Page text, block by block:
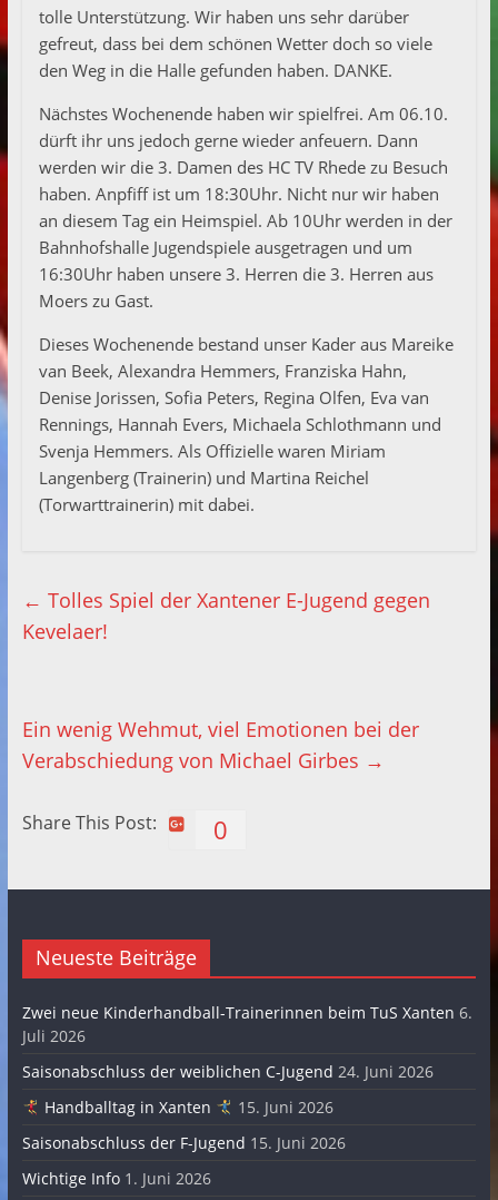
tolle Unterstützung. Wir haben uns sehr darüber
gefreut, dass bei dem schönen Wetter doch so viele
den Weg in die Halle gefunden haben. DANKE.
Nächstes Wochenende haben wir spielfrei. Am 06.10.
dürft ihr uns jedoch gerne wieder anfeuern. Dann
werden wir die 3. Damen des HC TV Rhede zu Besuch
haben. Anpfiff ist um 18:30Uhr. Nicht nur wir haben
an diesem Tag ein Heimspiel. Ab 10Uhr werden in der
Bahnhofshalle Jugendspiele ausgetragen und um
16:30Uhr haben unsere 3. Herren die 3. Herren aus
Moers zu Gast.
Dieses Wochenende bestand unser Kader aus Mareike
van Beek, Alexandra Hemmers, Franziska Hahn,
Denise Jorissen, Sofia Peters, Regina Olfen, Eva van
Rennings, Hannah Evers, Michaela Schlothmann und
Svenja Hemmers. Als Offizielle waren Miriam
Langenberg (Trainerin) und Martina Reichel
(Torwarttrainerin) mit dabei.
← Tolles Spiel der Xantener E-Jugend gegen
Kevelaer!
Ein wenig Wehmut, viel Emotionen bei der
Verabschiedung von Michael Girbes →
Share This Post: 0
Neueste Beiträge
Zwei neue Kinderhandball-Trainerinnen beim TuS Xanten 6.
Juli 2026
Saisonabschluss der weiblichen C-Jugend 24. Juni 2026
Handballtag in Xanten
15. Juni 2026
Saisonabschluss der F-Jugend 15. Juni 2026
Wichtige Info 1. Juni 2026